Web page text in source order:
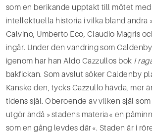
som en berikande upptakt till mötet
intellektuella historia i vilka bland andra
Calvino, Umberto Eco, Claudio Magris
ingår. Under den vandring som
igenom har han Aldo Cazzullos bok I
bakfickan. Som avslut söker Caldenby
Kanske den, tycks Cazzullo hävda, mer
tidens själ. Oberoende av vilken själ
utgör ändå »stadens materia« en
som en gång levdes där«. Staden är i